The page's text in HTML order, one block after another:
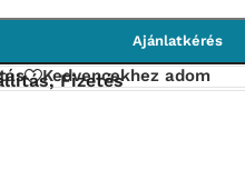
Ajánlatkérés
Kedvencekhez adom
Fizetés